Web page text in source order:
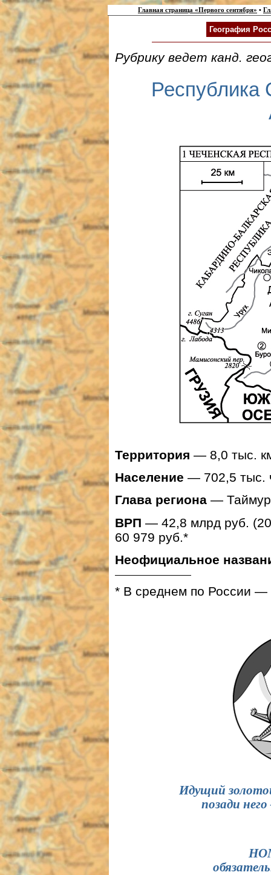
Главная страница «Первого сентября» •
География
Рубрику ведет канд.
Территория — 8,0 тыс.
Население — 702,5 тыс.
Глава региона —
ВРП — 42,8 млрд руб.
60 979 руб.*
Неофициальное
* В среднем по России —
Идущий
позади